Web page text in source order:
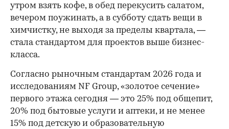
утром взять кофе, в обед перекусить салатом,
вечером поужинать, а в субботу сдать вещи в
химчистку, не выходя за пределы квартала, —
стала стандартом для проектов выше бизнес-
класса.
Согласно рыночным стандартам 2026 года и
исследованиям NF Group, «золотое сечение»
первого этажа сегодня — это 25% под общепит,
20% под бытовые услуги и аптеки, и не менее
15% под детскую и образовательную